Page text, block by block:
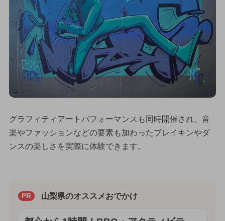
グラフィティアートパフォーマンスも同時開催され、音
楽やファッションなどの要素も加わったブレイキンやダ
ンスの楽しさを実際に体験できます。
PR 山梨県のオススメおでかけ